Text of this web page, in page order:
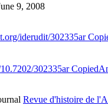
9, 2008
iderudit/302335ar
302335arCopied
Revue d'histoire de